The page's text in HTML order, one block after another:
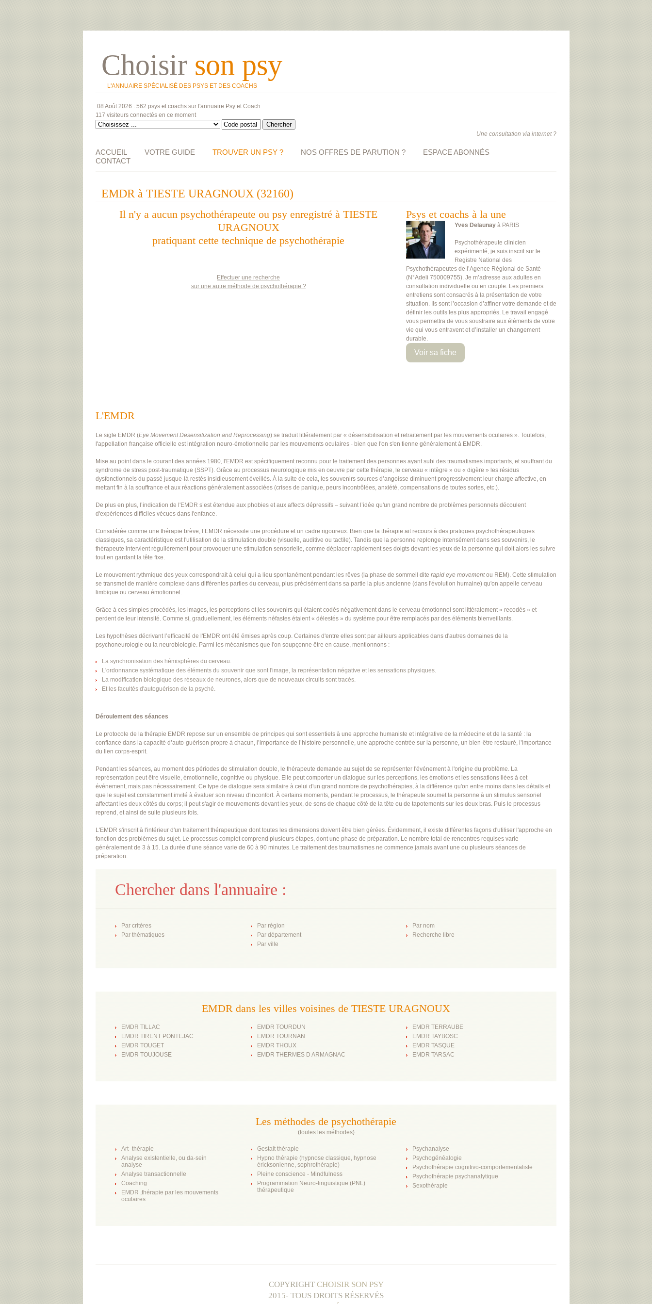
Choisir son psy
L'ANNUAIRE SPÉCIALISÉ DES PSYS ET DES COACHS
08 Août 2026 : 562 psys et coachs sur l'annuaire Psy et Coach
117 visiteurs connectés en ce moment
Une consultation via internet ?
ACCUEIL VOTRE GUIDE TROUVER UN PSY ? NOS OFFRES DE PARUTION ?
ESPACE ABONNÉS
CONTACT
EMDR à TIESTE URAGNOUX (32160)
Il n'y a aucun psychothérapeute ou psy enregistré à TIESTE
URAGNOUX
pratiquant cette technique de psychothérapie
Effectuer une recherche
sur une autre méthode de psychothérapie ?
Psys et coachs à la une
Yves Delaunay à PARIS
Psychothérapeute clinicien
expérimenté, je suis inscrit sur le
Registre National des
Psychothérapeutes de l’Agence Régional de Santé
(N°Adeli 750009755). Je m’adresse aux adultes en
consultation individuelle ou en couple. Les premiers
entretiens sont consacrés à la présentation de votre
situation. Ils sont l’occasion d’affiner votre demande et de
définir les outils les plus appropriés. Le travail engagé
vous permettra de vous soustraire aux éléments de votre
vie qui vous entravent et d’installer un changement
durable.
Voir sa fiche
L'EMDR
Le sigle EMDR (Eye Movement Desensitization and Reprocessing) se traduit littéralement par « désensibilisation et retraitement par les mouvements oculaires ». Toutefois,
l'appellation française officielle est intégration neuro-émotionnelle par les mouvements oculaires - bien que l'on s'en tienne généralement à EMDR.
Mise au point dans le courant des années 1980, l'EMDR est spécifiquement reconnu pour le traitement des personnes ayant subi des traumatismes importants, et souffrant du
syndrome de stress post-traumatique (SSPT). Grâce au processus neurologique mis en oeuvre par cette thérapie, le cerveau « intègre » ou « digère » les résidus
dysfonctionnels du passé jusque-là restés insidieusement éveillés. À la suite de cela, les souvenirs sources d’angoisse diminuent progressivement leur charge affective, en
mettant fin à la souffrance et aux réactions généralement associées (crises de panique, peurs incontrôlées, anxiété, compensations de toutes sortes, etc.).
De plus en plus, l’indication de l'EMDR s’est étendue aux phobies et aux affects dépressifs – suivant l’idée qu'un grand nombre de problèmes personnels découlent
d'expériences difficiles vécues dans l'enfance.
Considérée comme une thérapie brève, l’EMDR nécessite une procédure et un cadre rigoureux. Bien que la thérapie ait recours à des pratiques psychothérapeutiques
classiques, sa caractéristique est l'utilisation de la stimulation double (visuelle, auditive ou tactile). Tandis que la personne replonge intensément dans ses souvenirs, le
thérapeute intervient régulièrement pour provoquer une stimulation sensorielle, comme déplacer rapidement ses doigts devant les yeux de la personne qui doit alors les suivre
tout en gardant la tête fixe.
Le mouvement rythmique des yeux correspondrait à celui qui a lieu spontanément pendant les rêves (la phase de sommeil dite rapid eye movementou REM). Cette stimulation
se transmet de manière complexe dans différentes parties du cerveau, plus précisément dans sa partie la plus ancienne (dans l'évolution humaine) qu'on appelle cerveau
limbique ou cerveau émotionnel.
Grâce à ces simples procédés, les images, les perceptions et les souvenirs qui étaient codés négativement dans le cerveau émotionnel sont littéralement « recodés » et
perdent de leur intensité. Comme si, graduellement, les éléments néfastes étaient « délestés » du système pour être remplacés par des éléments bienveillants.
Les hypothèses décrivant l’efficacité de l'EMDR ont été émises après coup. Certaines d'entre elles sont par ailleurs applicables dans d'autres domaines de la
psychoneurologie ou la neurobiologie. Parmi les mécanismes que l'on soupçonne être en cause, mentionnons :
La synchronisation des hémisphères du cerveau.
L'ordonnance systématique des éléments du souvenir que sont l'image, la représentation négative et les sensations physiques.
La modification biologique des réseaux de neurones, alors que de nouveaux circuits sont tracés.
Et les facultés d'autoguérison de la psyché.
Déroulement des séances
Le protocole de la thérapie EMDR repose sur un ensemble de principes qui sont essentiels à une approche humaniste et intégrative de la médecine et de la santé : la
confiance dans la capacité d’auto-guérison propre à chacun, l’importance de l’histoire personnelle, une approche centrée sur la personne, un bien-être restauré, l’importance
du lien corps-esprit.
Pendant les séances, au moment des périodes de stimulation double, le thérapeute demande au sujet de se représenter l'événement à l'origine du problème. La
représentation peut être visuelle, émotionnelle, cognitive ou physique. Elle peut comporter un dialogue sur les perceptions, les émotions et les sensations liées à cet
événement, mais pas nécessairement. Ce type de dialogue sera similaire à celui d'un grand nombre de psychothérapies, à la différence qu'on entre moins dans les détails et
que le sujet est constamment invité à évaluer son niveau d'inconfort. À certains moments, pendant le processus, le thérapeute soumet la personne à un stimulus sensoriel
affectant les deux côtés du corps; il peut s'agir de mouvements devant les yeux, de sons de chaque côté de la tête ou de tapotements sur les deux bras. Puis le processus
reprend, et ainsi de suite plusieurs fois.
L'EMDR s'inscrit à l'intérieur d'un traitement thérapeutique dont toutes les dimensions doivent être bien gérées. Évidemment, il existe différentes façons d'utiliser l'approche en
fonction des problèmes du sujet. Le processus complet comprend plusieurs étapes, dont une phase de préparation. Le nombre total de rencontres requises varie
généralement de 3 à 15. La durée d’une séance varie de 60 à 90 minutes. Le traitement des traumatismes ne commence jamais avant une ou plusieurs séances de
préparation.
Chercher dans l'annuaire :
Par critères
Par thématiques
Par région
Par département
Par ville
Par nom
Recherche libre
EMDR dans les villes voisines de TIESTE URAGNOUX
EMDR TILLAC
EMDR TIRENT PONTEJAC
EMDR TOUGET
EMDR TOUJOUSE
EMDR TOURDUN
EMDR TOURNAN
EMDR THOUX
EMDR THERMES D ARMAGNAC
EMDR TERRAUBE
EMDR TAYBOSC
EMDR TASQUE
EMDR TARSAC
Les méthodes de psychothérapie
(toutes les méthodes)
Art–thérapie
Analyse existentielle, ou da-sein
analyse
Analyse transactionnelle
Coaching
EMDR ,thérapie par les mouvements
oculaires
Gestalt thérapie
Hypno thérapie (hypnose classique, hypnose
éricksonienne, sophrothérapie)
Pleine conscience - Mindfulness
Programmation Neuro-linguistique (PNL)
thérapeutique
Psychanalyse
Psychogénéalogie
Psychothérapie cognitivo-comportementaliste
Psychothérapie psychanalytique
Sexothérapie
COPYRIGHT CHOISIR SON PSY
2015- TOUS DROITS RÉSERVÉS